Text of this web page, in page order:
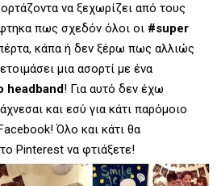
να ξεχωρίζει από τους
πως σχεδόν όλοι οι #super
κάπα ή δεν ξέρω πως αλλιώς
μια ασορτί με ένα
headband! Για αυτό δεν έχω
και εσύ για κάτι παρόμοιο
Όλο και κάτι θα
Pinterest να φτιάξετε!